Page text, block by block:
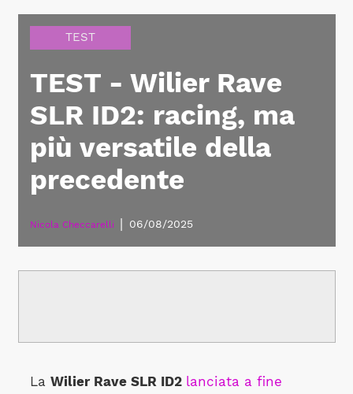
TEST
TEST - Wilier Rave
SLR ID2: racing, ma
più versatile della
precedente
Nicola Checcarelli 06/08/2025
La Wilier Rave SLR ID2 lanciata a fine